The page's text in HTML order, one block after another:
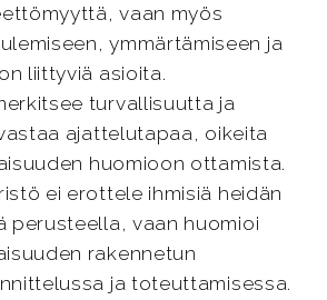
vaan myös
ymmärtämiseen ja
liittyviä asioita.
turvallisuutta ja
ajattelutapaa, oikeita
huomioon ottamista.
ei erottele ihmisiä heidän
perusteella, vaan huomioi
rakennetun
ja toteuttamisessa.